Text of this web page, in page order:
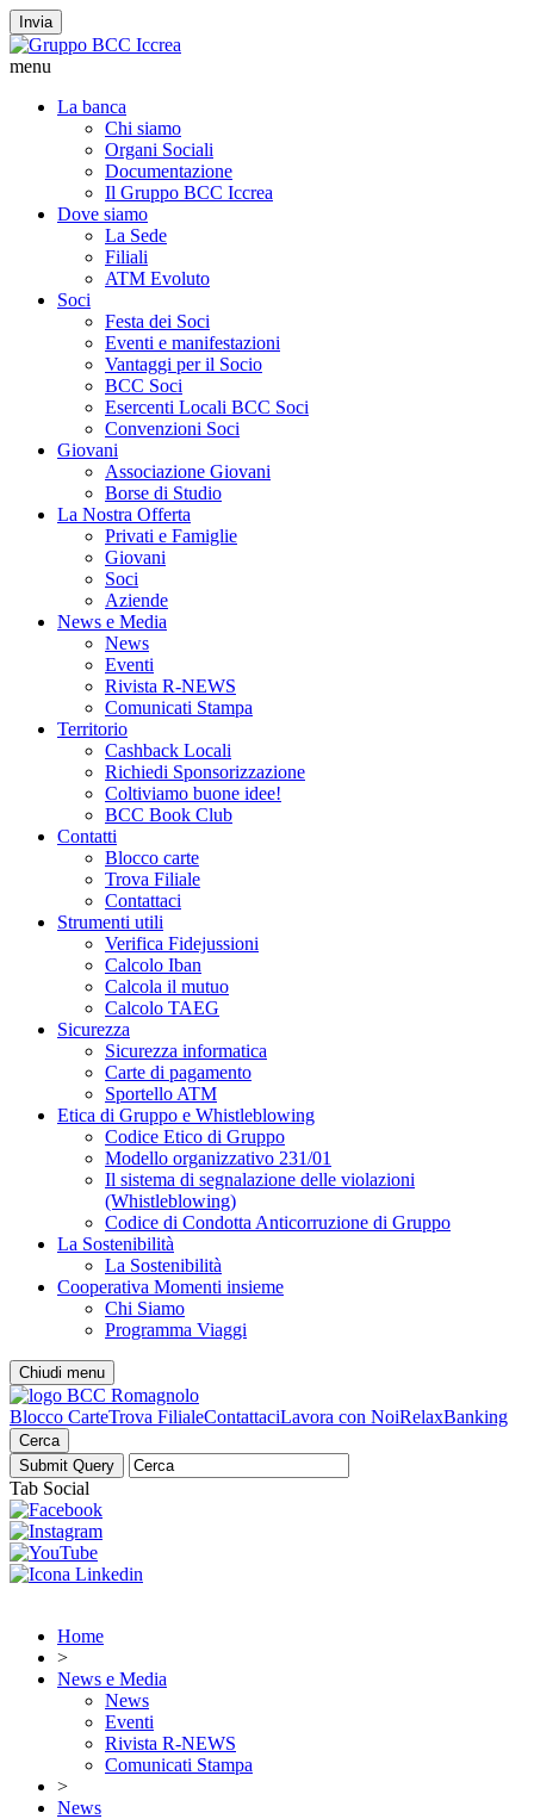
Invia
menu
La banca
Chi siamo
Organi Sociali
Documentazione
Il Gruppo BCC Iccrea
Dove siamo
La Sede
Filiali
ATM Evoluto
Soci
Festa dei Soci
Eventi e manifestazioni
Vantaggi per il Socio
BCC Soci
Esercenti Locali BCC Soci
Convenzioni Soci
Giovani
Associazione Giovani
Borse di Studio
La Nostra Offerta
Privati e Famiglie
Giovani
Soci
Aziende
News e Media
News
Eventi
Rivista R-NEWS
Comunicati Stampa
Territorio
Cashback Locali
Richiedi Sponsorizzazione
Coltiviamo buone idee!
BCC Book Club
Contatti
Blocco carte
Trova Filiale
Contattaci
Strumenti utili
Verifica Fidejussioni
Calcolo Iban
Calcola il mutuo
Calcolo TAEG
Sicurezza
Sicurezza informatica
Carte di pagamento
Sportello ATM
Etica di Gruppo e Whistleblowing
Codice Etico di Gruppo
Modello organizzativo 231/01
Il sistema di segnalazione delle violazioni
(Whistleblowing)
Codice di Condotta Anticorruzione di Gruppo
La Sostenibilità
La Sostenibilità
Cooperativa Momenti insieme
Chi Siamo
Programma Viaggi
Chiudi menu
Blocco CarteTrova FilialeContattaciLavora con NoiRelaxBanking
Cerca
Tab Social
Home
>
News e Media
News
Eventi
Rivista R-NEWS
Comunicati Stampa
>
News